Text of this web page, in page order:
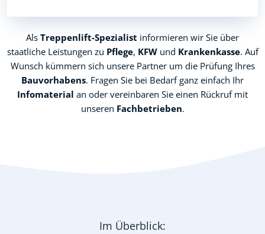
Als Treppenlift-Spezialist informieren wir Sie über
staatliche Leistungen zu Pflege, KFWund Krankenkasse. Auf
Wunsch kümmern sich unsere Partner um die Prüfung Ihres
Bauvorhabens. Fragen Sie bei Bedarf ganz einfach Ihr
Infomaterial an oder vereinbaren Sie einen Rückruf mit
unseren Fachbetrieben.
Im Überblick: